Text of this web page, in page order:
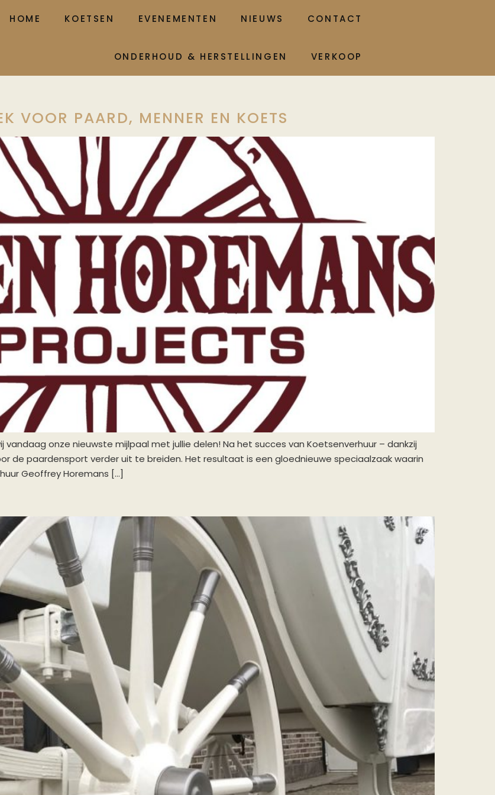
HOME KOETSEN EVENEMENTEN NIEUWS CONTACT
ONDERHOUD & HERSTELLINGEN VERKOOP
VOOR PAARD, MENNER EN KOETS
onze nieuwste mijlpaal met jullie delen! Na het succes van Koetsenverhuur – dankzij
de paardensport verder uit te breiden. Het resultaat is een gloednieuwe speciaalzaak waarin
Geoffrey Horemans […]